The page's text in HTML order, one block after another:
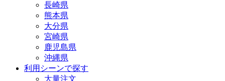
長崎県
熊本県
大分県
宮崎県
鹿児島県
沖縄県
利用シーンで探す
大量注文